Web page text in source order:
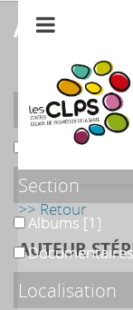
>> Retour
AUTEUR
affiner ou
Support
OuvrageOuvrage
Section
Albums
Albums [1]
Documentaires
Localisation